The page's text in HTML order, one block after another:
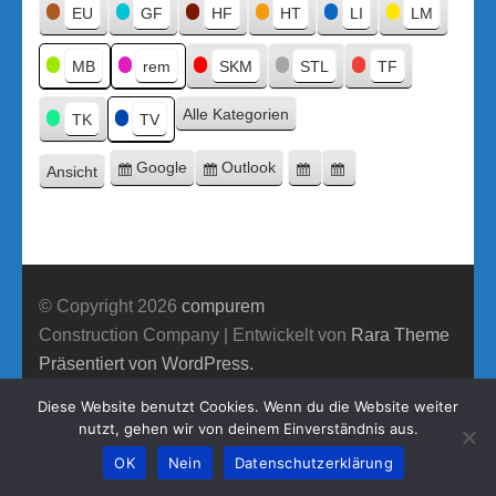
Titel
EU GF HF HT LI LM
MB rem SKM STL TF
TK TV Alle Kategorien
Ansicht ausdrucken
Eintragen
Google
Eintragen
Outlook
Google-
© Copyright 2026 compurem
Construction Company | Entwickelt von Rara Theme
Präsentiert von WordPress.
Diese Website benutzt Cookies. Wenn du die Website weiter
nutzt, gehen wir von deinem Einverständnis aus.
OK
Nein Datenschutzerklärung